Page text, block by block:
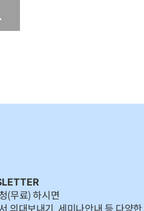
(무료) 하시면
의대보내기, 세미나안내 등 다양